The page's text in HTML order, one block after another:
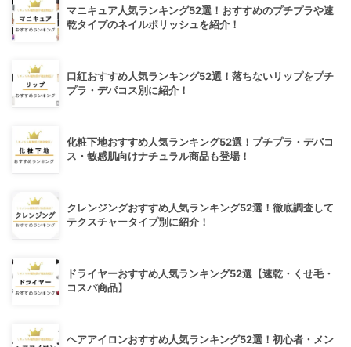
マニキュア人気ランキング52選！おすすめのプチプラや速
乾タイプのネイルポリッシュを紹介！
口紅おすすめ人気ランキング52選！落ちないリップをプチ
プラ・デパコス別に紹介！
化粧下地おすすめ人気ランキング52選！プチプラ・デパコ
ス・敏感肌向けナチュラル商品も登場！
クレンジングおすすめ人気ランキング52選！徹底調査して
テクスチャータイプ別に紹介！
ドライヤーおすすめ人気ランキング52選【速乾・くせ毛・
コスパ商品】
ヘアアイロンおすすめ人気ランキング52選！初心者・メン